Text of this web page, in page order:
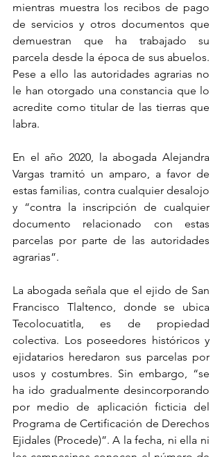
mientras muestra los recibos de pago
de servicios y otros documentos que
demuestran que ha trabajado su
parcela desde la época de sus abuelos.
Pese a ello las autoridades agrarias no
le han otorgado una constancia que lo
acredite como titular de las tierras que
labra.
En el año 2020, la abogada Alejandra
Vargas tramitó un amparo, a favor de
estas familias, contra cualquier desalojo
y “contra la inscripción de cualquier
documento relacionado con estas
parcelas por parte de las autoridades
agrarias”.
La abogada señala que el ejido de San
Francisco Tlaltenco, donde se ubica
Tecolocuatitla, es de propiedad
colectiva. Los poseedores históricos y
ejidatarios heredaron sus parcelas por
usos y costumbres. Sin embargo, “se
ha ido gradualmente desincorporando
por medio de aplicación ficticia del
Programa de Certificación de Derechos
Ejidales (Procede)”. A la fecha, ni ella ni